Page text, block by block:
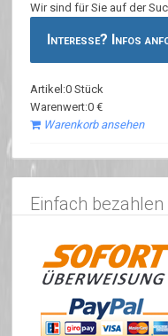
Wir sind für Sie auf der
Interesse? Infos
Artikel:0 Stück
Warenwert:0 €
Warenkorb ansehen
Einfach bezahlen